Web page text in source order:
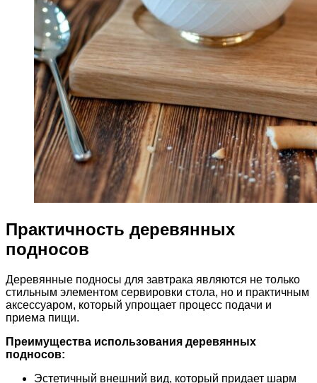
Практичность деревянных
подносов
Деревянные подносы для завтрака являются не только
стильным элементом сервировки стола, но и практичным
аксессуаром, который упрощает процесс подачи и
приема пищи.
Преимущества использования деревянных
подносов:
Эстетичный внешний вид, который придает шарм